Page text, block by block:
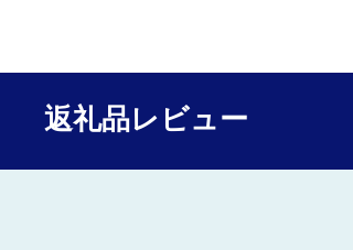
返礼品レビュー